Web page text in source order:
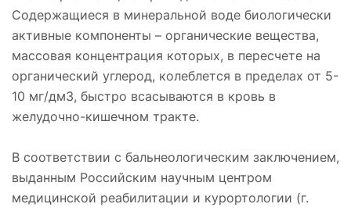
Содержащиеся в минеральной воде биологически
активные компоненты – органические вещества,
массовая концентрация которых, в пересчете на
органический углерод, колеблется в пределах от 5-
10 мг/дм3, быстро всасываются в кровь в
желудочно-кишечном тракте.
В соответствии с бальнеологическим заключением,
выданным Российским научным центром
медицинской реабилитации и курортологии (г.